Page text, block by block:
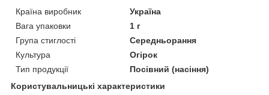
Країна виробник
Україна
Вага упаковки
1 г
Група стиглості
Середньорання
Культура
Огірок
Тип продукції
Посівний (насіння)
Користувальницькі характеристики